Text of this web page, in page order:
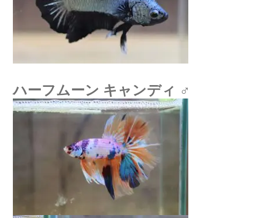
ハーフムーン キャンディ ♂